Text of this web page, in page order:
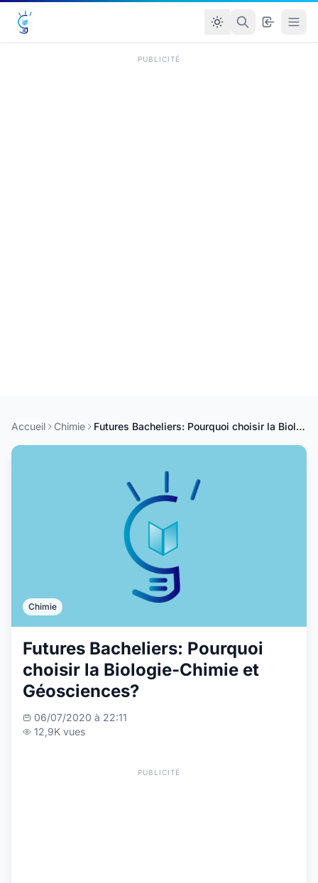
PUBLICITÉ
Accueil Chimie Futures Bacheliers: Pourquoi choisir la Biologie-Chimie et Géosciences?
Chimie
Futures Bacheliers: Pourquoi
choisir la Biologie-Chimie et
Géosciences?
06/07/2020 à 22:11
12,9K vues
PUBLICITÉ